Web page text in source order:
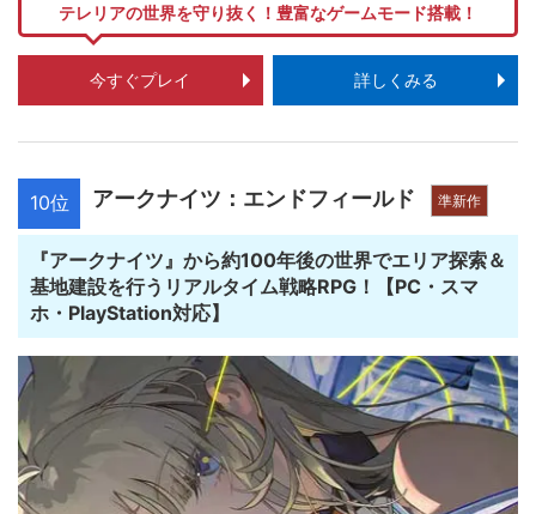
テレリアの世界を守り抜く！豊富なゲームモード搭載！
今すぐプレイ 詳しくみる
10位 アークナイツ：エンドフィールド 準新作
『アークナイツ』から約100年後の世界でエリア探索＆
基地建設を行うリアルタイム戦略RPG！【PC・スマ
ホ・PlayStation対応】